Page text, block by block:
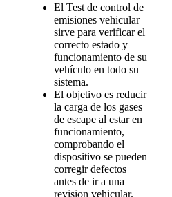
El Test de control de
emisiones vehicular
sirve para verificar el
correcto estado y
funcionamiento de su
vehículo en todo su
sistema.
El objetivo es reducir
la carga de los gases
de escape al estar en
funcionamiento,
comprobando el
dispositivo se pueden
corregir defectos
antes de ir a una
revision vehicular.